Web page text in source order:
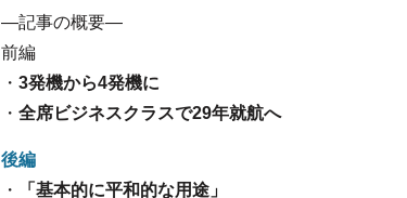
—記事の概要—
前編
・ 3発機から4発機に
・ 全席ビジネスクラスで29年就航へ
後編
・
「基本的に平和的な用途」